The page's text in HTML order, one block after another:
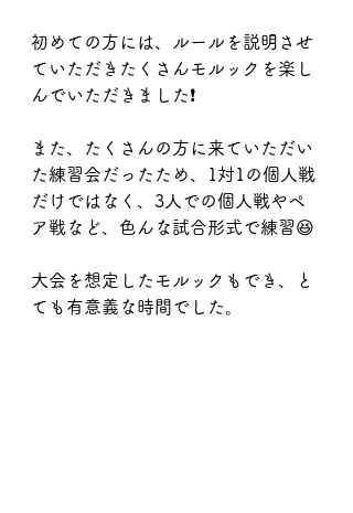
初めての方には、ルールを説明させ
ていただきたくさんモルックを楽し
んでいただきました❗️
また、たくさんの方に来ていただい
た練習会だったため、1対1の個人戦
だけではなく、3人での個人戦やペ
ア戦など、色んな試合形式で練習😆
大会を想定したモルックもでき、と
ても有意義な時間でした。